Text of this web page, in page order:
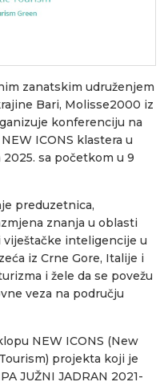
zanatskim udruženjem
Bari, Molisse2000 iz
konferenciju na
ICONS klastera u
sa početkom u 9
preduzetnica,
znanja u oblasti
inteligencije u
iz Crne Gore, Italije i
i žele da se povežu
veza na području
NEW ICONS (New
projekta koji je
JUŽNI JADRAN 2021-